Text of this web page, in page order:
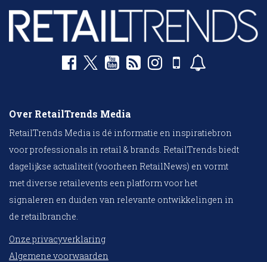
Over RetailTrends Media
RetailTrends Media is dé informatie en inspiratiebron
voor professionals in retail & brands. RetailTrends biedt
dagelijkse actualiteit (voorheen RetailNews) en vormt
met diverse retailevents een platform voor het
signaleren en duiden van relevante ontwikkelingen in
de retailbranche.
Onze privacyverklaring
Algemene voorwaarden